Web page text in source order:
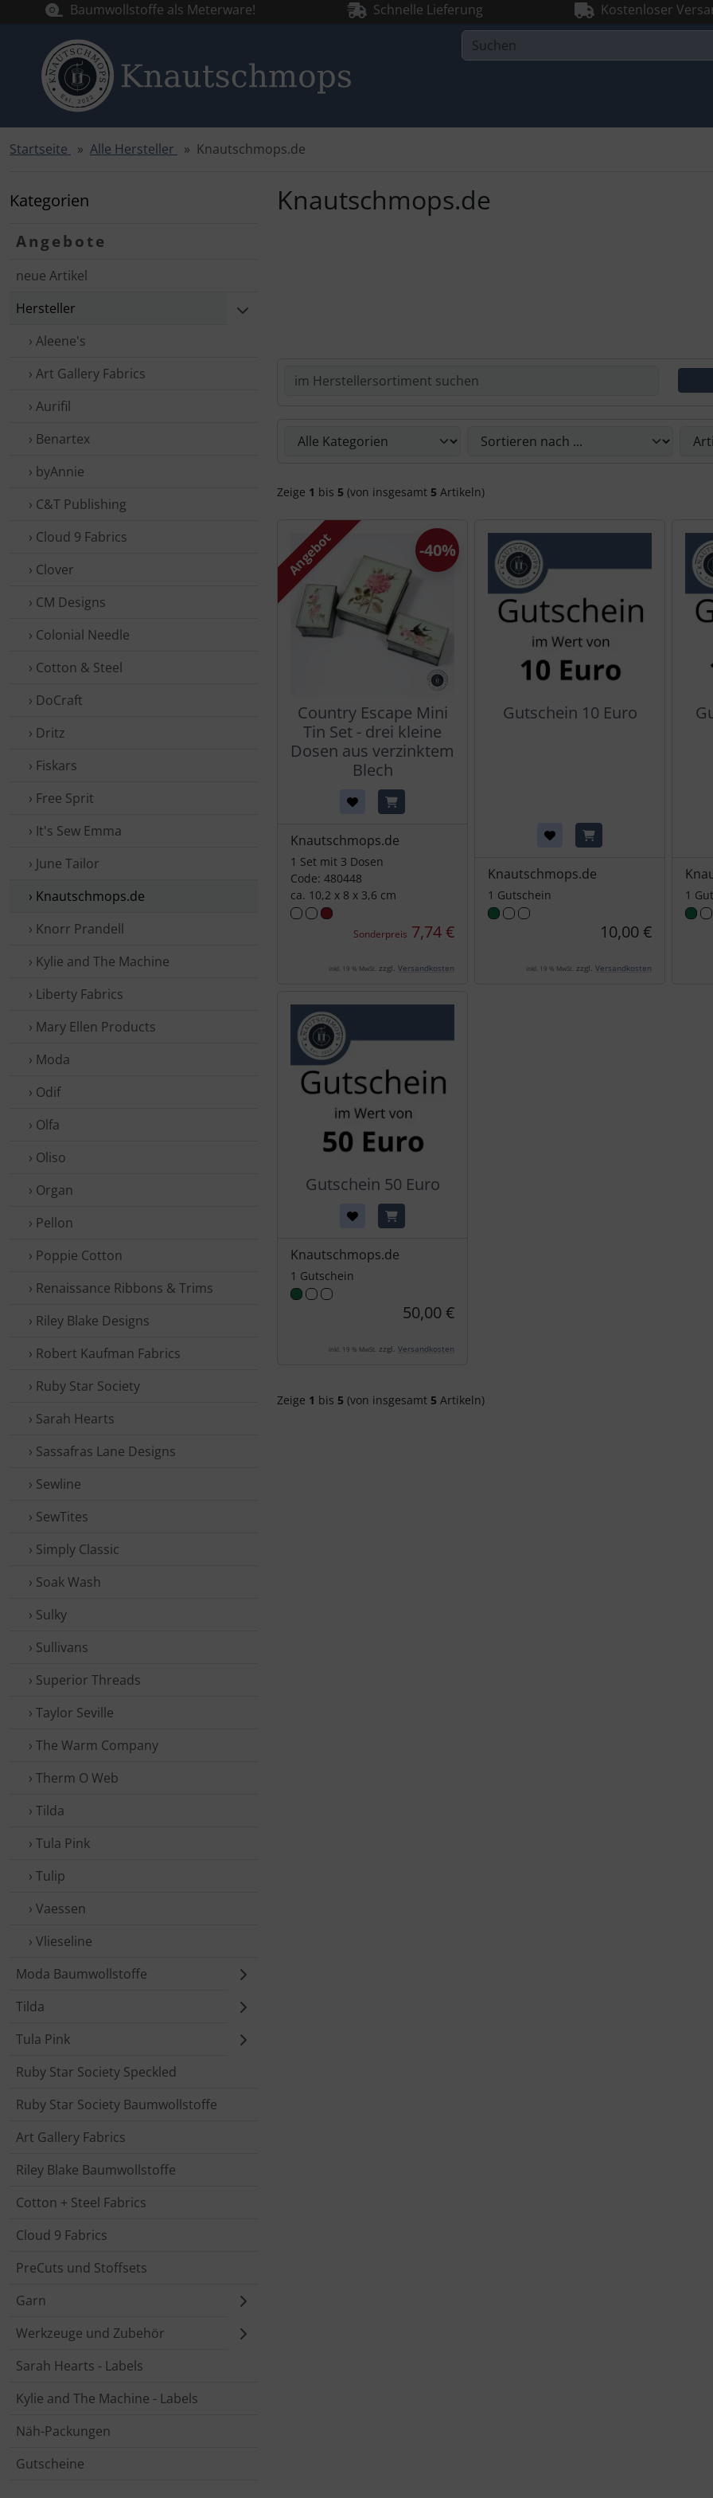
Sprungnavigation
Springe zur Navigation
Springe zum Button für Einstellungen
Springe zu den allgemeinen Informationen
Baumwollstoffe als Meterware! Schnelle Lieferung Kostenloser
Startseite Alle Hersteller Knautschmops.de
Kategorien
Angebote
neue Artikel
Hersteller
› Aleene's
› Art Gallery Fabrics
› Aurifil
› Benartex
› byAnnie
› C&T Publishing
› Cloud 9 Fabrics
› Clover
› CM Designs
› Colonial Needle
› Cotton & Steel
› DoCraft
› Dritz
› Fiskars
› Free Sprit
› It's Sew Emma
› June Tailor
› Knautschmops.de
› Knorr Prandell
› Kylie and The Machine
› Liberty Fabrics
› Mary Ellen Products
› Moda
› Odif
› Olfa
› Oliso
› Organ
› Pellon
› Poppie Cotton
› Renaissance Ribbons & Trims
› Riley Blake Designs
› Robert Kaufman Fabrics
› Ruby Star Society
› Sarah Hearts
› Sassafras Lane Designs
› Sewline
› SewTites
› Simply Classic
› Soak Wash
› Sulky
› Sullivans
› Superior Threads
› Taylor Seville
› The Warm Company
› Therm O Web
› Tilda
› Tula Pink
› Tulip
› Vaessen
› Vlieseline
Moda Baumwollstoffe
Tilda
Tula Pink
Ruby Star Society Speckled
Ruby Star Society Baumwollstoffe
Art Gallery Fabrics
Riley Blake Baumwollstoffe
Cotton + Steel Fabrics
Cloud 9 Fabrics
PreCuts und Stoffsets
Garn
Werkzeuge und Zubehör
Sarah Hearts - Labels
Kylie and The Machine - Labels
Näh-Packungen
Gutscheine
Knautschmops.de
Zeige 1 bis 5 (von insgesamt 5 Artikeln)
Angebot
Country Escape Mini
Tin Set - drei kleine
Dosen aus verzinktem
Blech
Knautschmops.de
1 Set mit 3 Dosen
Code: 480448
ca. 10,2 x 8 x 3,6 cm
Sonderpreis 7,74 €
-40%
inkl. 19 % MwSt. zzgl. Versandkosten
Gutschein 10 Euro
Knautschmops.de
1 Gutschein
10,00 €
inkl. 19 % MwSt. zzgl. Versandkosten
1
Gutschein 50 Euro
Knautschmops.de
1 Gutschein
50,00 €
inkl. 19 % MwSt. zzgl. Versandkosten
Zeige 1 bis 5 (von insgesamt 5 Artikeln)